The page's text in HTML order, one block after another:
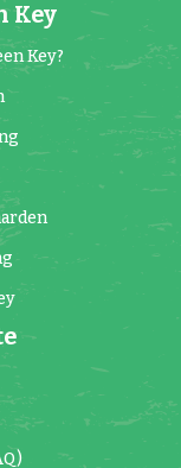
Key
Key?